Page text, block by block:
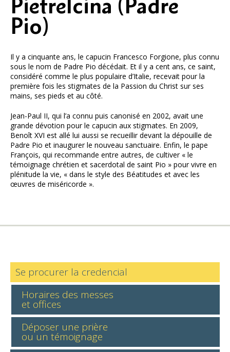
Pietrelcina (Padre
Pio)
Il y a cinquante ans, le capucin Francesco Forgione, plus connu
sous le nom de Padre Pio décédait. Et il y a cent ans, ce saint,
considéré comme le plus populaire d’Italie, recevait pour la
première fois les stigmates de la Passion du Christ sur ses
mains, ses pieds et au côté.
Jean-Paul II, qui l’a connu puis canonisé en 2002, avait une
grande dévotion pour le capucin aux stigmates. En 2009,
Benoît XVI est allé lui aussi se recueillir devant la dépouille de
Padre Pio et inaugurer le nouveau sanctuaire. Enfin, le pape
François, qui recommande entre autres, de cultiver « le
témoignage chrétien et sacerdotal de saint Pio » pour vivre en
plénitude la vie, « dans le style des Béatitudes et avec les
œuvres de miséricorde ».
Se procurer la credencial
Horaires des messes
et offices
Déposer une prière
ou un témoignage